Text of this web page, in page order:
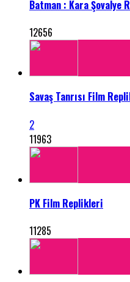
Batman : Kara Şovalye
12656
Savaş Tanrısı Film
2
11963
PK Film Replikleri
11285